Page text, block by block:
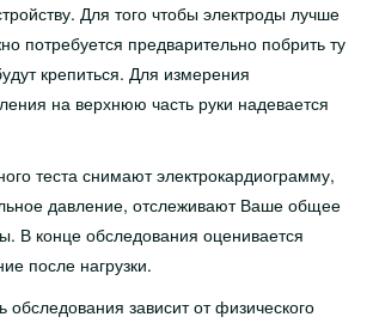
omastele
Для того чтобы электроды лучше
потребуется предварительно побрить ту
крепиться. Для измерения
на верхнюю часть руки надевается
теста снимают электрокардиограмму,
давление, отслеживают Ваше общее
В конце обследования оценивается
после нагрузки.
обследования зависит от физического